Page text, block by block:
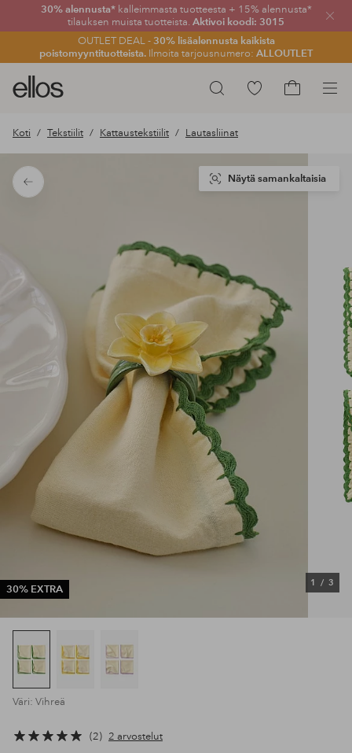
30% alennusta*kalleimmasta tuotteesta + 15% alennusta*
tilauksen muista tuotteista. Aktivoi koodi: 3015
OUTLET DEAL -30% lisäalennusta kaikista
poistomyyntituotteista. Ilmoita tarjousnumero: ALLOUTLET
Sulje
Hae
Ellos-
logo
siirry
Siirry
Koti Tekstiilit Kattaustekstiilit Lautasliinat
Takaisin
30% EXTRA
1 / 3
Näytä samankaltaisia
Väri: Vihreä
2 2 arvostelut